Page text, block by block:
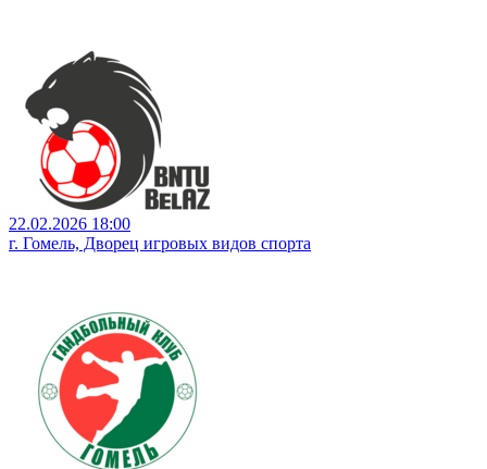
22.02.2026 18:00
г. Гомель, Дворец игровых видов спорта